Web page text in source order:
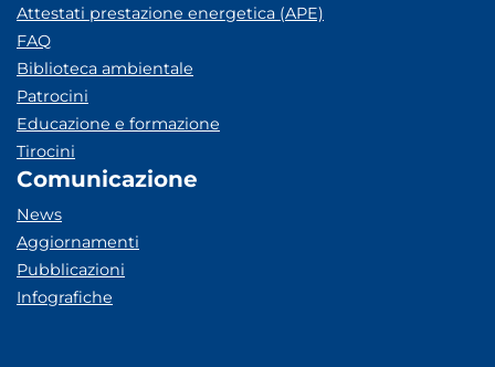
Attestati prestazione energetica (APE)
FAQ
Biblioteca ambientale
Patrocini
Educazione e formazione
Tirocini
Comunicazione
News
Aggiornamenti
Pubblicazioni
Infografiche